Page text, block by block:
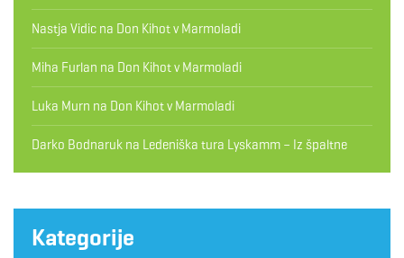
Nastja Vidic na Don Kihot v Marmoladi
Miha Furlan na Don Kihot v Marmoladi
Luka Murn na Don Kihot v Marmoladi
Darko Bodnaruk na Ledeniška tura Lyskamm – Iz špaltne
Kategorije